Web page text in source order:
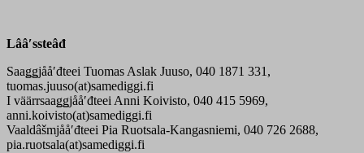
Lââʹssteâđ
Saaǥǥjååʹđteei Tuomas Aslak Juuso, 040 1871 331,
tuomas.juuso(at)samediggi.fi
I väärrsaaǥǥjååʹđteei Anni Koivisto, 040 415 5969,
anni.koivisto(at)samediggi.fi
Vaaldâšmjååʹđteei Pia Ruotsala-Kangasniemi, 040 726 2688,
pia.ruotsala(at)samediggi.fi